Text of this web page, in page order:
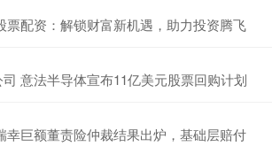
票配资：解锁财富新机遇，助力投资腾飞
意法半导体宣布11亿美元股票回购计划
幸巨额董责险仲裁结果出炉，基础层赔付